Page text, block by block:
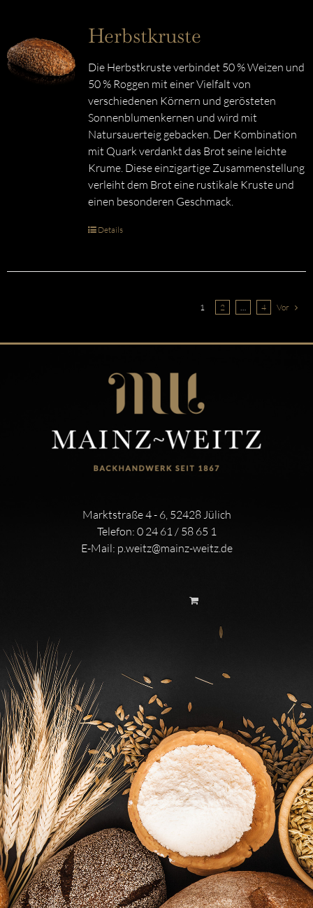
Herbstkruste
Die Herbstkruste verbindet 50 % Weizen und
50 % Roggen mit einer Vielfalt von
verschiedenen Körnern und gerösteten
Sonnenblumenkernen und wird mit
Natursauerteig gebacken. Der Kombination
mit Quark verdankt das Brot seine leichte
Krume. Diese einzigartige Zusammenstellung
verleiht dem Brot eine rustikale Kruste und
einen besonderen Geschmack.
Details
1 2 … 4 Vor
Marktstraße 4 - 6, 52428 Jülich
Telefon: 0 24 61 / 58 65 1
E-Mail: p.weitz@mainz-weitz.de